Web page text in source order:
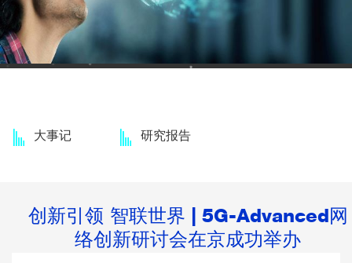
大事记 研究报告
创新引领 智联世界 | 5G-Advanced网
络创新研讨会在京成功举办